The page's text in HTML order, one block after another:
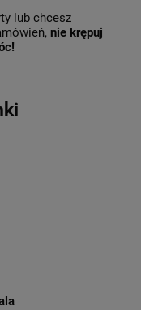
lub chcesz
nie krępuj